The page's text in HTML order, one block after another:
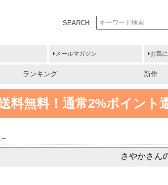
SEARCH
メールマガジン お気
ランキング 新作
料無料！ 通常2%ポイント
ー
さやかさん